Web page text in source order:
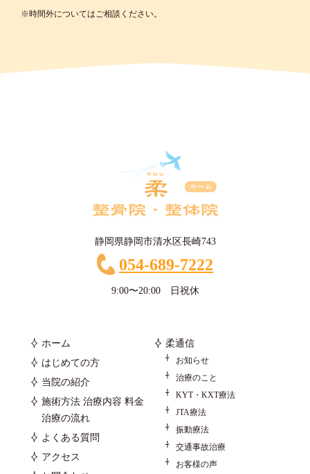
※時間外についてはご相談ください。
静岡県静岡市清水区長崎743
054-689-7222
9:00〜20:00 日祝休
ホーム
はじめての方
当院の紹介
施術方法 治療内容 料金
治療の流れ
よくある質問
アクセス
柔通信
お知らせ
治療のこと
KYT・KXT療法
JTA療法
振動療法
交通事故治療
お客様の声